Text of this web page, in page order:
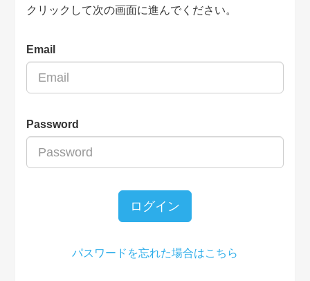
クリックして次の画面に進んでください。
Email
Password
ログイン
パスワードを忘れた場合はこちら